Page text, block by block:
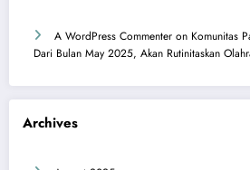
A WordPress Commenter on Komunitas
Dari Bulan May 2025, Akan Rutinitaskan
Archives